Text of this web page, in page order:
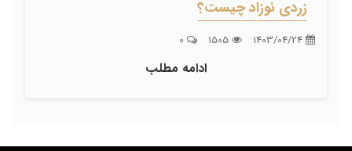
زردی نوزاد چیست؟
ادامه مطلب